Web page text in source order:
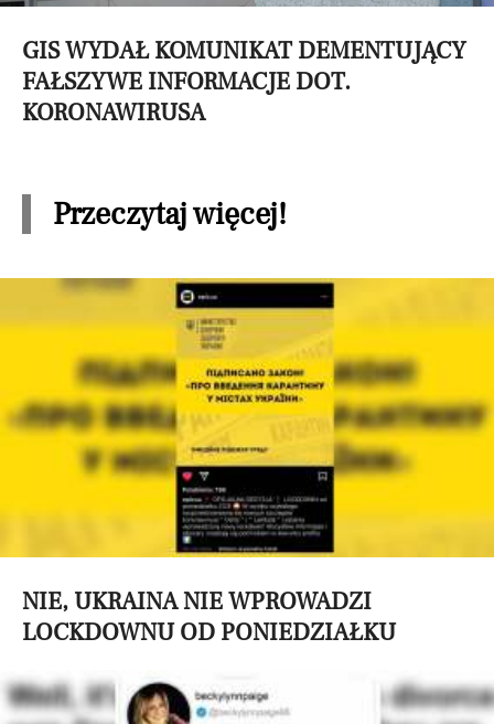
GIS WYDAŁ KOMUNIKAT DEMENTUJĄCY
FAŁSZYWE INFORMACJE DOT.
KORONAWIRUSA
Przeczytaj więcej!
NIE, UKRAINA NIE WPROWADZI
LOCKDOWNU OD PONIEDZIAŁKU